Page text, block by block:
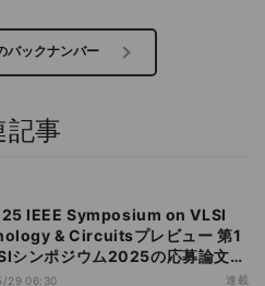
バックナンバー
事
& Circuitsプレビュー 第1
シンポジウム2025の応募論文数
過去最多、アジア勢の応募が7
29 06:30 連載